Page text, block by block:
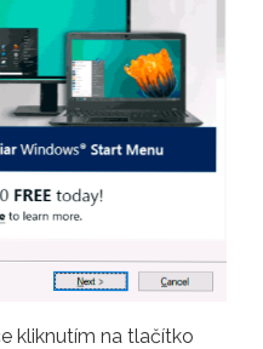
kliknutím na tlačítko